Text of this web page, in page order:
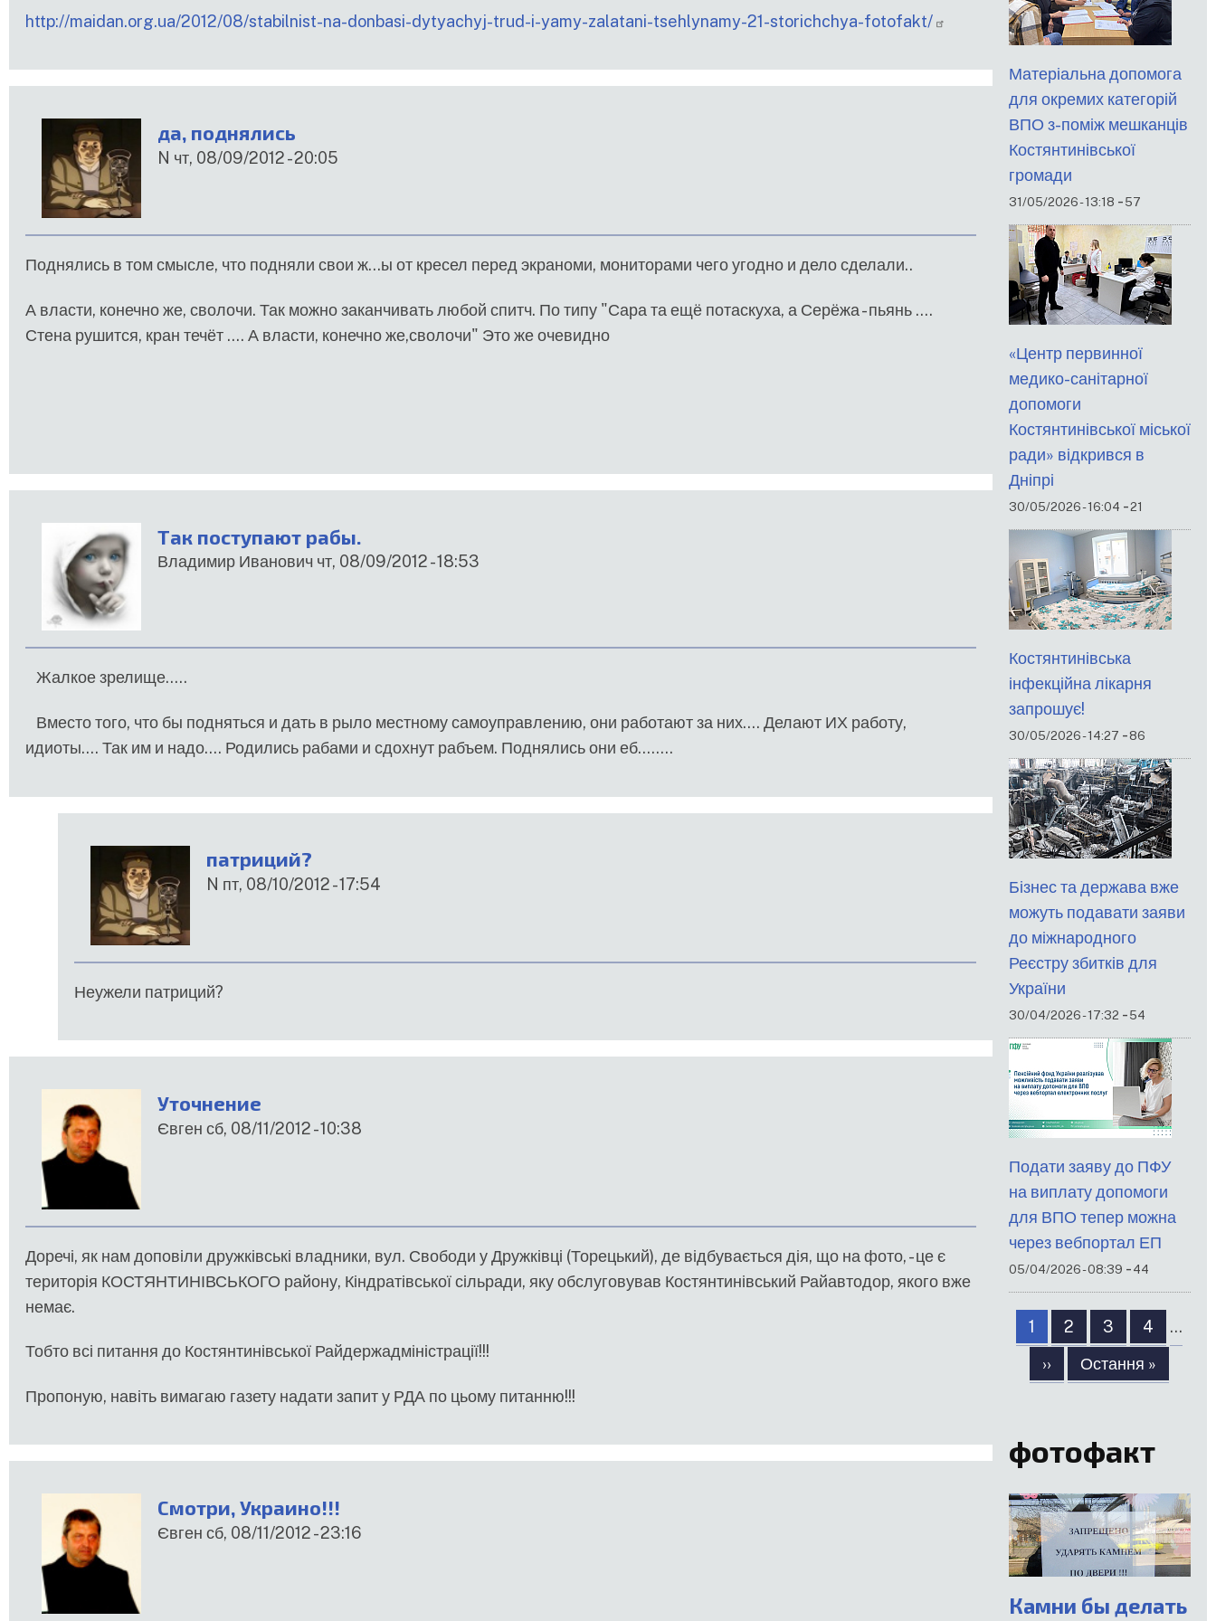
http://maidan.org.ua/2012/08/stabilnist-na-donbasi-dytyachyj-trud-i-yamy-zalatani-tsehlynamy-21-storichchya-fotofakt/
да, поднялись
N чт, 08/09/2012 - 20:05
Поднялись в том смысле, что подняли свои ж...ы от кресел перед экраноми, мониторами чего угодно и дело сделали..
А власти, конечно же, сволочи. Так можно заканчивать любой спитч. По типу "Сара та ещё потаскуха, а Серёжа - пьянь ....
Стена рушится, кран течёт .... А власти, конечно же,сволочи" Это же очевидно
Так поступают рабы.
Владимир Иванович чт, 08/09/2012 - 18:53
Жалкое зрелище.....
Вместо того, что бы подняться и дать в рыло местному самоуправлению, они работают за них.... Делают ИХ работу,
идиоты.... Так им и надо.... Родились рабами и сдохнут рабъем. Поднялись они еб........
патриций?
N пт, 08/10/2012 - 17:54
до
Так
рабы.
від
Иванович
Неужели патриций?
Уточнение
Євген сб, 08/11/2012 - 10:38
Доречі, як нам доповіли дружківські владники, вул. Свободи у Дружківці (Торецький), де відбувається дія, що на фото, - це є
територія КОСТЯНТИНІВСЬКОГО району, Кіндратівської сільради, яку обслуговував Костянтинівський Райавтодор, якого вже
немає.
Тобто всі питання до Костянтинівської Райдержадміністрації!!!
Пропоную, навіть вимагаю газету надати запит у РДА по цьому питанню!!!
Смотри, Украино!!!
Євген сб, 08/11/2012 - 23:16
Матеріальна допомога
для окремих категорій
ВПО з-поміж мешканців
Костянтинівської
громади
31/05/2026 - 13:18 -57
«Центр первинної
медико-санітарної
допомоги
Костянтинівської міської
ради» відкрився в
Дніпрі
30/05/2026 - 16:04 -21
Костянтинівська
інфекційна лікарня
запрошує!
30/05/2026 - 14:27 -86
Бізнес та держава вже
можуть подавати заяви
до міжнародного
Реєстру збитків для
України
30/04/2026 - 17:32 -54
Подати заяву до ПФУ
на виплату допомоги
для ВПО тепер можна
через вебпортал ЕП
05/04/2026 - 08:39 -44
Розбивка
на
сторінки
Сторінка
1 Сторінка
2 Сторінка
3 Сторінка
4
…
Наступна
сторінка
››
Остання
сторінка
Остання »
фотофакт
Камни бы делать